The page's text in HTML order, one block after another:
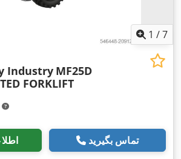
1 /7
Industry MF25D
FORKLIFT
تماس بگیرید